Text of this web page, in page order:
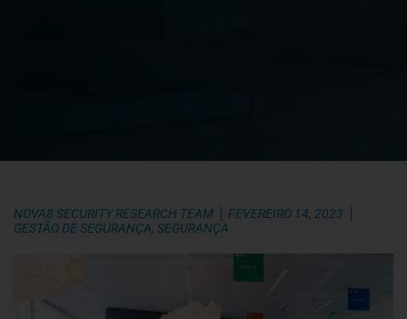
NOVA8 SECURITY RESEARCH TEAM
FEVEREIRO 14, 2023
GESTÃO DE SEGURANÇA, SEGURANÇA